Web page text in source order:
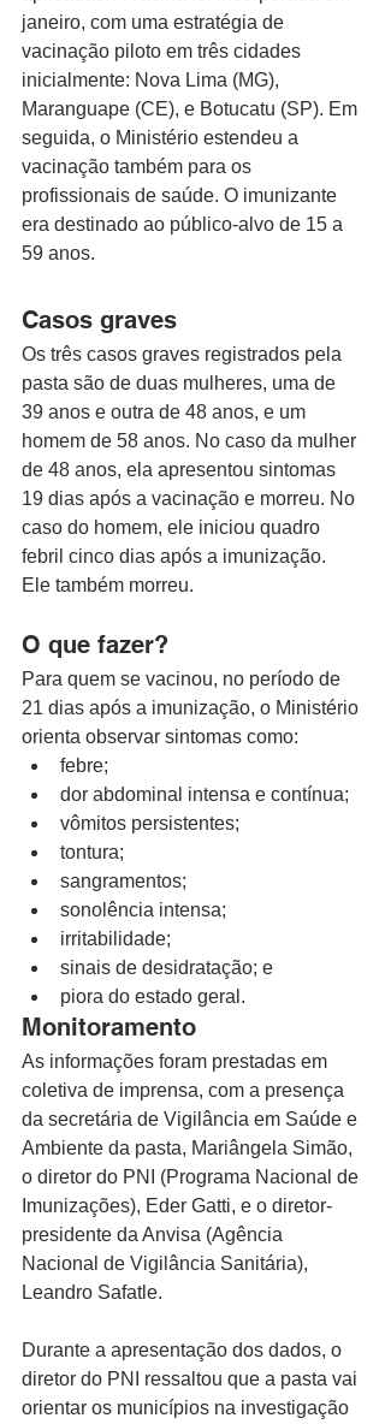
janeiro, com uma estratégia de
vacinação piloto em três cidades
inicialmente: Nova Lima (MG),
Maranguape (CE), e Botucatu (SP). Em
seguida, o Ministério estendeu a
vacinação também para os
profissionais de saúde. O imunizante
era destinado ao público-alvo de 15 a
59 anos.
Casos graves
Os três casos graves registrados pela
pasta são de duas mulheres, uma de
39 anos e outra de 48 anos, e um
homem de 58 anos. No caso da mulher
de 48 anos, ela apresentou sintomas
19 dias após a vacinação e morreu. No
caso do homem, ele iniciou quadro
febril cinco dias após a imunização.
Ele também morreu.
O que fazer?
Para quem se vacinou, no período de
21 dias após a imunização, o Ministério
orienta observar sintomas como:
febre;
dor abdominal intensa e contínua;
vômitos persistentes;
tontura;
sangramentos;
sonolência intensa;
irritabilidade;
sinais de desidratação; e
piora do estado geral.
Monitoramento
As informações foram prestadas em
coletiva de imprensa, com a presença
da secretária de Vigilância em Saúde e
Ambiente da pasta, Mariângela Simão,
o diretor do PNI (Programa Nacional de
Imunizações), Eder Gatti, e o diretor-
presidente da Anvisa (Agência
Nacional de Vigilância Sanitária),
Leandro Safatle.
Durante a apresentação dos dados, o
diretor do PNI ressaltou que a pasta vai
orientar os municípios na investigação